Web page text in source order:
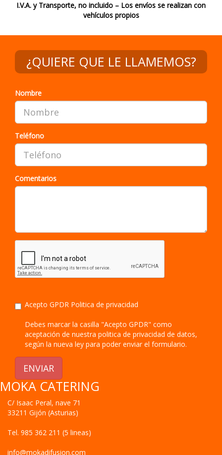
I.V.A. y Transporte, no incluido – Los envíos se realizan con
vehículos propios
Nombre
Teléfono
Comentarios
Acepto GPDR Politica de privacidad
Debes marcar la casilla "Acepto GPDR" como
aceptación de nuestra politica de privacidad de datos,
según la nueva ley para poder enviar el formulario.
ENVIAR
MOKA CATERING
C/ Isaac Peral, nave 71
33211 Gijón (Asturias)
Tel. 985 362 211 (5 lineas)
info@mokadifusion.com